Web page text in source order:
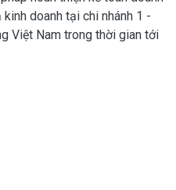
doanh tại chi nhánh 1 -
Việt Nam trong thời gian tới